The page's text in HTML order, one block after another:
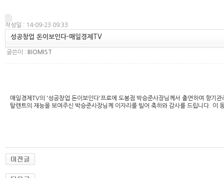
작성일 : 14-09-23 09:33
성공창업 돈이보인다-매일경제TV
글쓴이 : BIOMIST
매일경제TV의 '성공창업 돈이보인다'프로에 도봉점 박승준사장님께서 출연하여 향기
탈랜트의 재능을 보여주신 박승준사장님께 이자리를 빌어 축하와 감사를 드립니다.